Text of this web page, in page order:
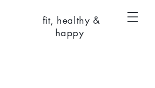
fit, healthy &
happy